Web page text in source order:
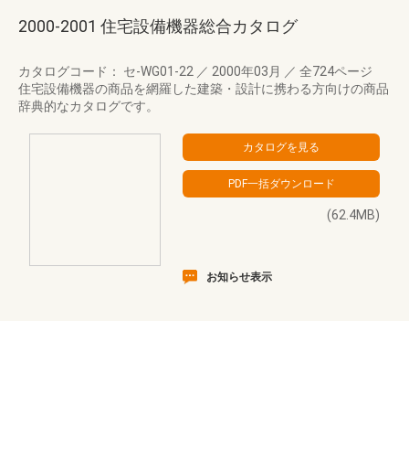
2000-2001 住宅設備機器総合カタログ
カタログコード： セ-WG01-22 ／ 2000年03月 ／ 全724ページ
住宅設備機器の商品を網羅した建築・設計に携わる方向けの商品
辞典的なカタログです。
(62.4MB)
お知らせ表示